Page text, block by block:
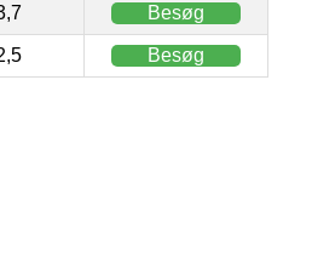
Besøg
Besøg